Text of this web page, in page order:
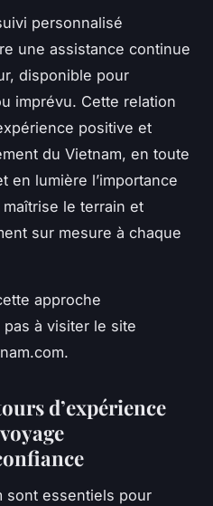
personnalisé
une assistance continue
disponible pour
imprévu. Cette relation
positive et
du Vietnam, en toute
en lumière l’importance
le terrain et
sur mesure à chaque
approche
pas à visiter le site
d’expérience
sont essentiels pour